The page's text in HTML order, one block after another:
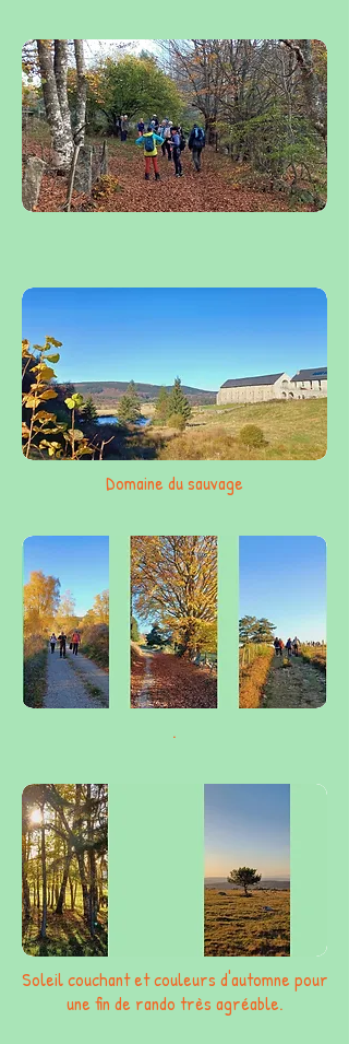
Domaine du sauvage
.
Soleil couchant et couleurs d'automne pour
une fin de rando très agréable.